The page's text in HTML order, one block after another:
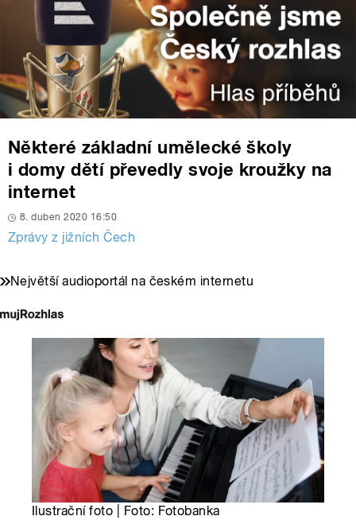
Některé základní umělecké školy
i domy dětí převedly svoje kroužky na
internet
8. duben 2020 16:50
Zprávy z jižních Čech
Největší audioportál na českém internetu
Ilustrační foto | Foto: Fotobanka